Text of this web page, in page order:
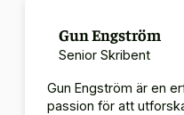
Gun Engström
Senior Skribent
Gun Engström är en
passion för att